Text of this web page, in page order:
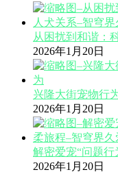
从困扰到和谐：
2026年1月20日
兴隆大街宠物行
2026年1月20日
解密爱宠“问题
2026年1月20日